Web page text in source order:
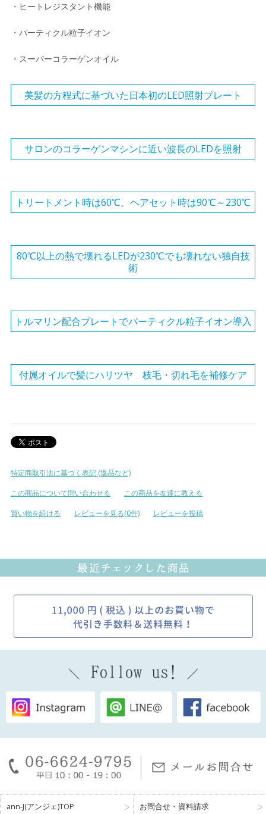
・ヒートレジスタント機能
・パーティクル粒子イオン
・スーパーコラーゲンオイル
美髪の方程式に基づいた日本初のLED照射プレート
サロンのコラーゲンマシンに近い波長のLEDを照射
トリートメント時は60℃、ヘアセット時は90℃～230℃
80℃以上の熱で壊れるLEDが230℃でも壊れない独自技
術
トルマリン配合プレートでパーティクル粒子イオン導入
付属オイルで髪にハリツヤ 枝毛・切れ毛を補修ケア
特定商取引法に基づく表記 (返品など)
この商品について問い合わせる
この商品を友達に教える
買い物を続ける
レビューを見る(0件) レビューを投稿
ann-J(アンジェ)TOP お問合せ・資料請求